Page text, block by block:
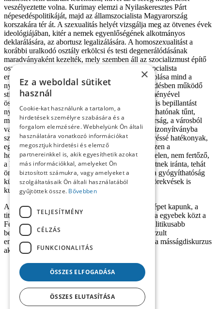
veszélyeztette volna. Kurimay elemzi a Nyilaskeresztes Párt
népesedéspolitikáját, majd az államszocialista Magyarország
korszakára tér át. A szexualitás helyét vizsgálja meg az ötvenes évek
ideológiájában, kitér a nemek egyenlőségének alkotmányos
deklarálására, az abortusz legalizálására. A homoszexualitást a
korábbi uralkodó osztály erkölcsi és testi degenerálódásának
maradványaként kezelték, mely szemben áll az szocializmust építő
osztályideállal, de még akár meg is ronthatja a szocialista
erkölcsöket. A kémkedés és a másság összekapcsolása mind a
nyugati, mind a szocialista társadalmi berendezkedésben működő
stigmának számított. Az „új szocialista férfi” eszményével
összeegyeztethetetlen személyek bírósági pereibe is bepillantást
nyerhetünk: a homoszexuális hajlam megváltoztathatónak tűnt,
motiváló erőnek pedig a börtönbüntetés, a pénzbírság, a városból
való kitiltás vagy egy-egy bejegyzés az erkölcsi bizonyítványba
szolgált. A felismerés, hogy ezek az eszközök kevéssé hatékonyak,
egyre inkább előirányozta a dekriminalizálást, hiszen a
homoszexualitás társadalmi szempontból veszélytelen, nem fertőző,
a heteroszexuálisok pedig eleve averzióval viseltetnek iránta, tehát
önmagát bélyegzi meg. Ugyanakkor felmerültek a gyógyíthatóság
különféle aspektusai és lehetőségei is, de ezek a törekvések is
kudarccal vagy áleredményekkel végződtek.
A homoszexuálisok ügynöki beszervezéséről is képet kapunk, a
titkosszolgálat manipulatív hadműveleteit példázza egyebek közt a
Fekete Holló és az Apostolok fedőnevű akció analitikusabb
bemutatása. A könyv epilógusa a meleg múlt eltorzult
emlékezetpolitikájára hívja fel a figyelmet, illetve a másságdiskurzus
aktuális vonatkozásaira is kitér.
×
Ez a weboldal sütiket
használ
Cookie-kat használunk a tartalom, a
hirdetések személyre szabására és a
forgalom elemzésére. Webhelyünk Ön általi
használatára vonatkozó információkat
megosztjuk hirdetési és elemző
partnereinkkel is, akik egyesíthetik azokat
más információkkal, amelyeket Ön
biztosított számukra, vagy amelyeket a
szolgáltatásaik Ön általi használatából
gyűjtöttek össze. Bővebben
TELJESÍTMÉNY
CÉLZÁS
FUNKCIONALITÁS
ÖSSZES ELFOGADÁSA
ÖSSZES ELUTASÍTÁSA